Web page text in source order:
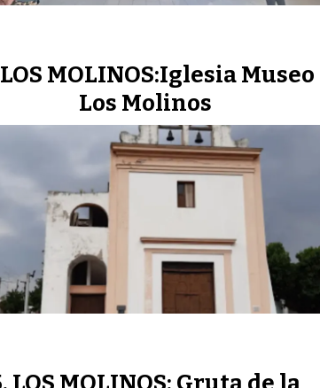
LOS MOLINOS:Iglesia Museo
Los Molinos